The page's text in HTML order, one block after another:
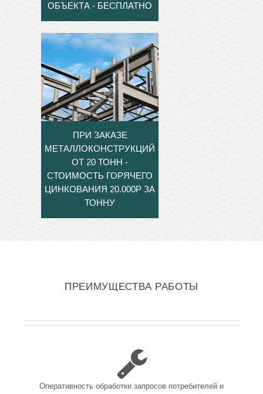
ОБЪЕКТА - БЕСПЛАТНО
ПРИ ЗАКАЗЕ
МЕТАЛЛОКОНСТРУКЦИЙ
ОТ 20 ТОНН -
СТОИМОСТЬ ГОРЯЧЕГО
ЦИНКОВАНИЯ 20.000Р ЗА
ТОННУ
ПРЕИМУЩЕСТВА РАБОТЫ
Оперативность обработки запросов потребителей и